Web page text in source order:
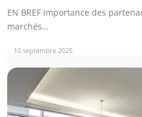
EN BREF Importance des
marchés…
10 septembre 2025